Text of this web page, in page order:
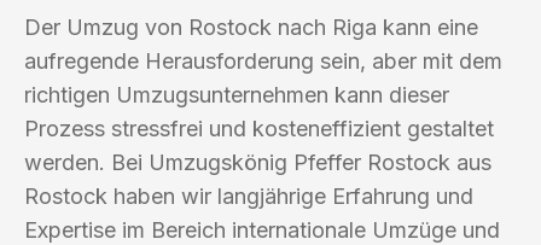
Der Umzug von Rostock nach Riga kann eine
aufregende Herausforderung sein, aber mit dem
richtigen Umzugsunternehmen kann dieser
Prozess stressfrei und kosteneffizient gestaltet
werden. Bei Umzugskönig Pfeffer Rostock aus
Rostock haben wir langjährige Erfahrung und
Expertise im Bereich internationale Umzüge und